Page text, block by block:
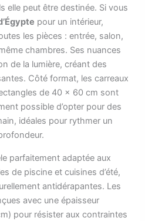
elle peut être destinée. Si vous
pour un intérieur,
les pièces : entrée, salon,
chambres. Ses nuances
de la lumière, créant des
Côté format, les carreaux
de 40 × 60 cm sont
possible d’opter pour des
idéales pour rythmer un
parfaitement adaptée aux
de piscine et cuisines d’été,
antidérapantes. Les
avec une épaisseur
pour résister aux contraintes